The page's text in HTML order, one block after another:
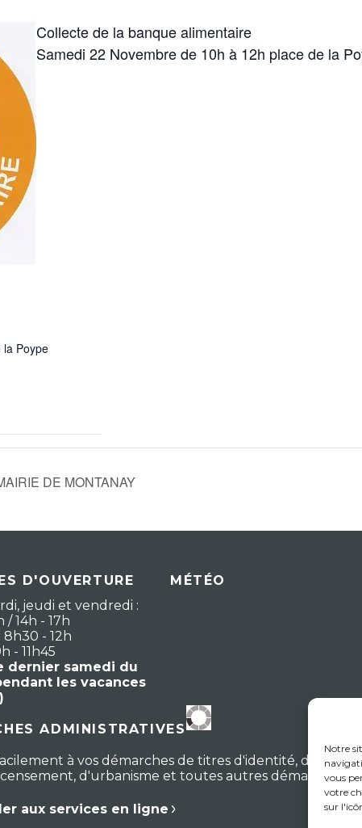
Notre
vous
votre
sur
Collecte de la banque alimentaire
Samedi 22 Novembre de 10h à 12h place de la
la Poype
DE MONTANAY
D'OUVERTURE
jeudi et vendredi :
/ 14h - 17h
8h30 - 12h
- 11h45
dernier samedi du
les vacances
MÉTÉO
ADMINISTRATIVES
à vos démarches de titres d'identité, d'actes
d'urbanisme et toutes autres démarches
aux services en ligne